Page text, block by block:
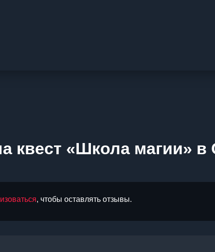
квест «Школа магии» в
, чтобы оставлять отзывы.